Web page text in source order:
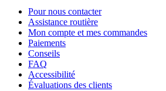
Pour nous contacter
Assistance routière
Mon compte et mes commandes
Paiements
Conseils
FAQ
Accessibilité
Évaluations des clients